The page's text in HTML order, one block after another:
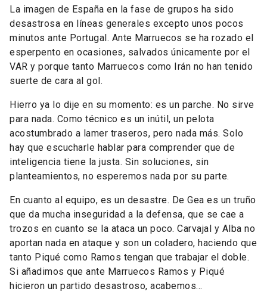
La imagen de España en la fase de grupos ha sido
desastrosa en líneas generales excepto unos pocos
minutos ante Portugal. Ante Marruecos se ha rozado el
esperpento en ocasiones, salvados únicamente por el
VAR y porque tanto Marruecos como Irán no han tenido
suerte de cara al gol.
Hierro ya lo dije en su momento: es un parche. No sirve
para nada. Como técnico es un inútil, un pelota
acostumbrado a lamer traseros, pero nada más. Solo
hay que escucharle hablar para comprender que de
inteligencia tiene la justa. Sin soluciones, sin
planteamientos, no esperemos nada por su parte.
En cuanto al equipo, es un desastre. De Gea es un truño
que da mucha inseguridad a la defensa, que se cae a
trozos en cuanto se la ataca un poco. Carvajal y Alba no
aportan nada en ataque y son un coladero, haciendo que
tanto Piqué como Ramos tengan que trabajar el doble.
Si añadimos que ante Marruecos Ramos y Piqué
hicieron un partido desastroso, acabemos…